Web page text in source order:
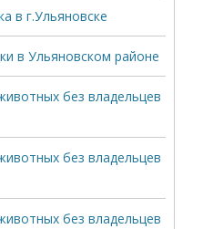
в г.Ульяновске
в Ульяновском районе
без владельцев
без владельцев
без владельцев